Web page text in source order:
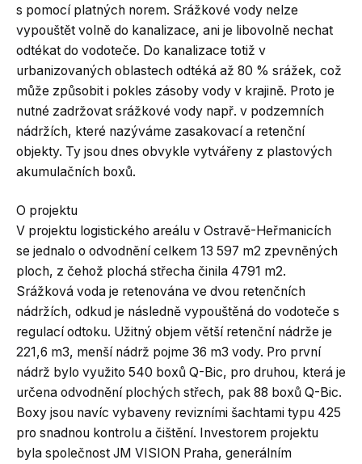
s pomocí platných norem. Srážkové vody nelze
vypouštět volně do kanalizace, ani je libovolně nechat
odtékat do vodoteče. Do kanalizace totiž v
urbanizovaných oblastech odtéká až 80 % srážek, což
může způsobit i pokles zásoby vody v krajině. Proto je
nutné zadržovat srážkové vody např. v podzemních
nádržích, které nazýváme zasakovací a retenční
objekty. Ty jsou dnes obvykle vytvářeny z plastových
akumulačních boxů.
O projektu
V projektu logistického areálu v Ostravě-Heřmanicích
se jednalo o odvodnění celkem 13 597 m2 zpevněných
ploch, z čehož plochá střecha činila 4791 m2.
Srážková voda je retenována ve dvou retenčních
nádržích, odkud je následně vypouštěná do vodoteče s
regulací odtoku. Užitný objem větší retenční nádrže je
221,6 m3, menší nádrž pojme 36 m3 vody. Pro první
nádrž bylo využito 540 boxů Q-Bic, pro druhou, která je
určena odvodnění plochých střech, pak 88 boxů Q-Bic.
Boxy jsou navíc vybaveny revizními šachtami typu 425
pro snadnou kontrolu a čištění. Investorem projektu
byla společnost JM VISION Praha, generálním